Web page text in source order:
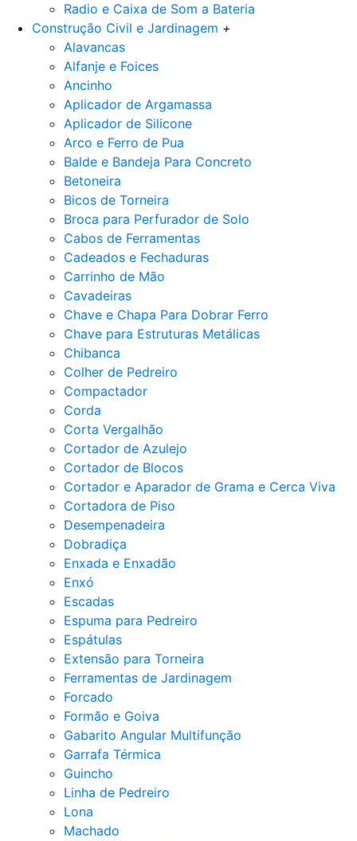
Radio e Caixa de Som a Bateria
Construção Civil e Jardinagem +
Alavancas
Alfanje e Foices
Ancinho
Aplicador de Argamassa
Aplicador de Silicone
Arco e Ferro de Pua
Balde e Bandeja Para Concreto
Betoneira
Bicos de Torneira
Broca para Perfurador de Solo
Cabos de Ferramentas
Cadeados e Fechaduras
Carrinho de Mão
Cavadeiras
Chave e Chapa Para Dobrar Ferro
Chave para Estruturas Metálicas
Chibanca
Colher de Pedreiro
Compactador
Corda
Corta Vergalhão
Cortador de Azulejo
Cortador de Blocos
Cortador e Aparador de Grama e Cerca Viva
Cortadora de Piso
Desempenadeira
Dobradiça
Enxada e Enxadão
Enxó
Escadas
Espuma para Pedreiro
Espátulas
Extensão para Torneira
Ferramentas de Jardinagem
Forcado
Formão e Goiva
Gabarito Angular Multifunção
Garrafa Térmica
Guincho
Linha de Pedreiro
Lona
Machado